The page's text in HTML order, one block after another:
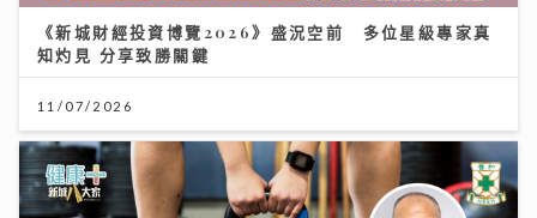
《新城財經投資博覽2026》盛況空前 多位星級專家真
知灼見 分享致勝關鍵
11/07/2026